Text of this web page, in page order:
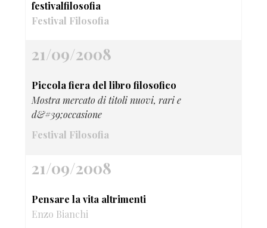
festivalfilosofia
Festival Filosofia
21/09/2008
Piccola fiera del libro filosofico
Mostra mercato di titoli nuovi, rari e
d&#39;occasione
Festival Filosofia
21/09/2008
Pensare la vita altrimenti
Enzo Bianchi